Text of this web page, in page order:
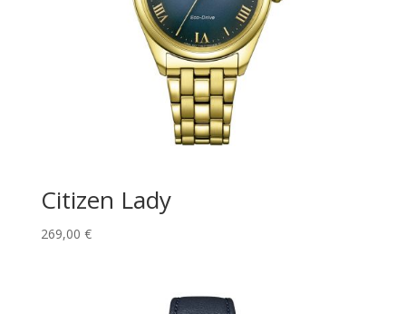
Citizen Lady
269,00 €